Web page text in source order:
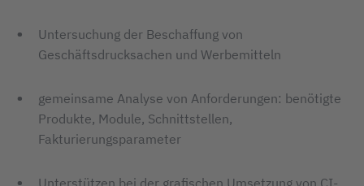
Untersuchung der Beschaffung von
Geschäftsdrucksachen und Werbemitteln
gemeinsame Analyse von Anforderungen: benötigte
Produkte, Module, Schnittstellen,
Fakturierungsparameter